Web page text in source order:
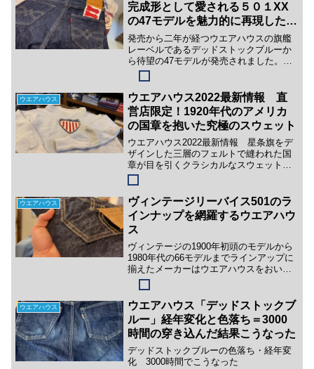
完成形として愛される５０１XX
の47モデルを魅力的に再現した傑
作
発売から二年が経つウエアハウスの旗艦
レーベルであるデッドストックブルーか
ら待望の47モデルが発売されました。デ
ッドストックブルーのパンツは46モデル
と大戦モデルからスタートし、ジップ・
銅ボタン・36モデル、そして赤ペンキ・
41モデルと二本の...
ウエアハウス
ウエアハウス2022最新情報 直
営店限定！1920年代のアメリカ
の国章を抱いた究極のスウェット
ウエアハウス2022最新情報 星条旗をデ
ザインした三層のフェルトで縫われた国
章が目を引くクラシカルなスウェットは
1920年代のナショナルチームのユニフォ
ームと思しきヴィンテージをサンプリン
グした直営店限定となる究極の逸品。
ウエアハウス
ヴィンテージリーバイス501のラ
インナップを網羅するウエアハウ
ス
ヴィンテージの1900年初頭のモデルから
1980年代の66モデルまでラインアップに
揃えたメーカーはウエアハウスをおいて
他にないのではないでしょうか
ウエアハウス
ウエアハウス「デッドストックブ
ルー」経年変化と色落ち＝3000
時間の穿き込んだ結果こうなった
デッドストックブルーの色落ち・経年変
化 3000時間でこうなった